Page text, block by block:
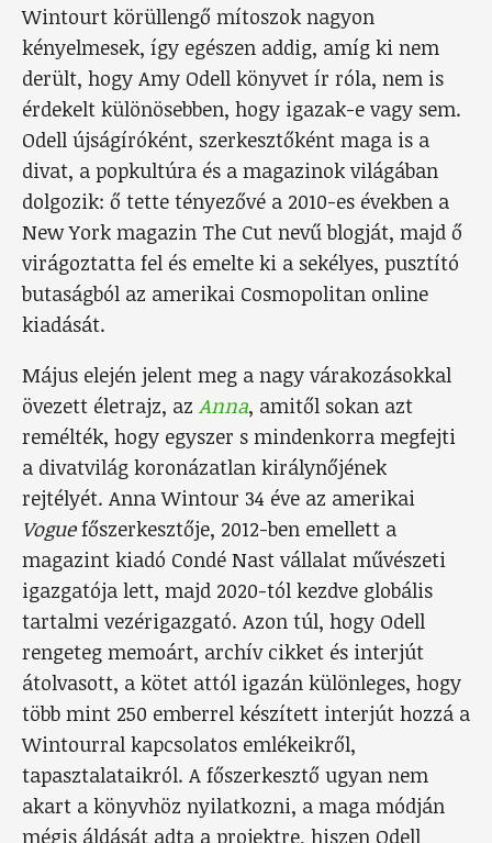
Wintourt körüllengő mítoszok nagyon
kényelmesek, így egészen addig, amíg ki nem
derült, hogy Amy Odell könyvet ír róla, nem is
érdekelt különösebben, hogy igazak-e vagy sem.
Odell újságíróként, szerkesztőként maga is a
divat, a popkultúra és a magazinok világában
dolgozik: ő tette tényezővé a 2010-es években a
New York magazin The Cut nevű blogját, majd ő
virágoztatta fel és emelte ki a sekélyes, pusztító
butaságból az amerikai Cosmopolitan online
kiadását.
Május elején jelent meg a nagy várakozásokkal
övezett életrajz, az Anna, amitől sokan azt
remélték, hogy egyszer s mindenkorra megfejti
a divatvilág koronázatlan királynőjének
rejtélyét. Anna Wintour 34 éve az amerikai
Voguefőszerkesztője, 2012-ben emellett a
magazint kiadó Condé Nast vállalat művészeti
igazgatója lett, majd 2020-tól kezdve globális
tartalmi vezérigazgató. Azon túl, hogy Odell
rengeteg memoárt, archív cikket és interjút
átolvasott, a kötet attól igazán különleges, hogy
több mint 250 emberrel készített interjút hozzá a
Wintourral kapcsolatos emlékeikről,
tapasztalataikról. A főszerkesztő ugyan nem
akart a könyvhöz nyilatkozni, a maga módján
mégis áldását adta a projektre, hiszen Odell